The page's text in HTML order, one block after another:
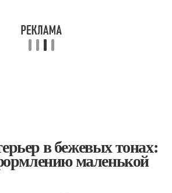
в бежевых тонах:
маленькой